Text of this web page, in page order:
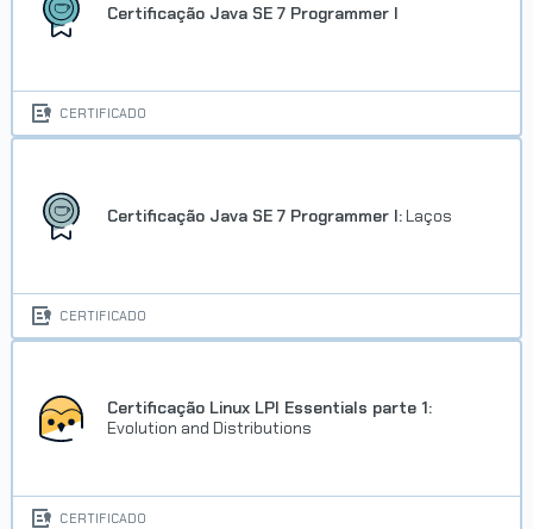
Certificação Java SE 7 Programmer I
CERTIFICADO
Certificação Java SE 7 Programmer I: Laços
CERTIFICADO
Certificação Linux LPI Essentials parte 1:
Evolution and Distributions
CERTIFICADO